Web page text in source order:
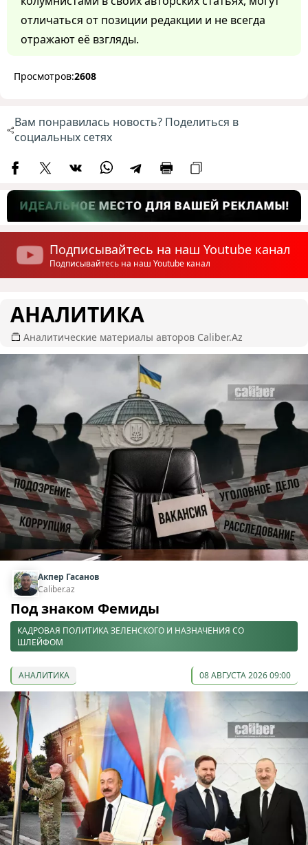
отличаться от позиции редакции и не всегда
отражают её взгляды.
Просмотров:2608
Вам понравилась новость? Поделиться в
социальных сетях
Подписывайтесь на наш Youtube канал
Подписывайтесь на наш Youtube канал
АНАЛИТИКА
Аналитические материалы авторов Caliber.Az
Акпер Гасанов
Caliber.az
Под знаком Фемиды
КАДРОВАЯ ПОЛИТИКА ЗЕЛЕНСКОГО И НАЗНАЧЕНИЯ СО
ШЛЕЙФОМ
АНАЛИТИКА 08 АВГУСТА 2026 09:00